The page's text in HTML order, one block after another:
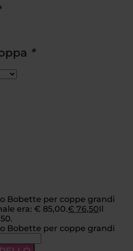
*
Bobette per coppe grandi
era: € 85,00.€ 76,50Il
Bobette per coppe grandi